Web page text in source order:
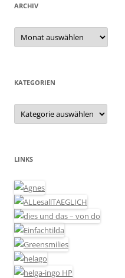
ARCHIV
Archiv
KATEGORIEN
Kategorien
LINKS